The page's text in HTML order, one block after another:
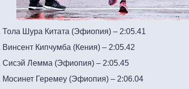
Тола Шура Китата (Эфиопия) – 2:05.41
Винсент Кипчумба (Кения) – 2:05.42
Сисэй Лемма (Эфиопия) – 2:05.45
Мосинет Геремеу (Эфиопия) – 2:06.04